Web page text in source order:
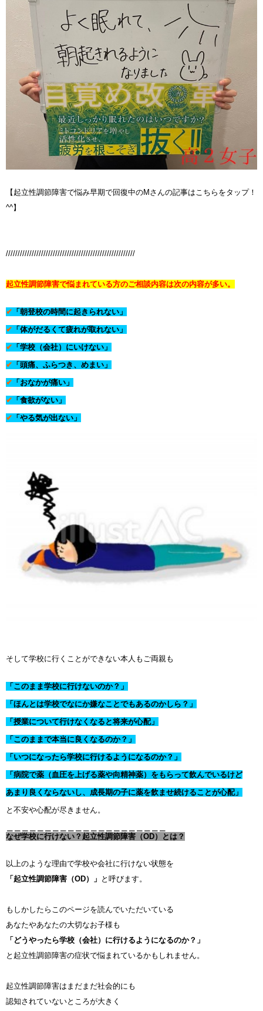
【起立性調節障害で悩み早期で回復中のMさんの記事はこちらをタップ！
^^】
///////////////////////////////////////////////////////
起立性調節障害で悩まれている方のご相談内容は次の内容が多い。
✔ 「朝登校の時間に起きられない」
✔ 「体がだるくて疲れが取れない」
✔ 「学校（会社）にいけない」
✔ 「頭痛、ふらつき、めまい」
✔ 「おなかが痛い」
✔ 「食欲がない」
✔ 「やる気が出ない」
そして学校に行くことができない本人もご両親も
「このまま学校に行けないのか？」
「ほんとは学校でなにか嫌なことでもあるのかしら？」
「授業について行けなくなると将来が心配」
「このままで本当に良くなるのか？」
「いつになったら学校に行けるようになるのか？」
「病院で薬（血圧を上げる薬や向精神薬）をもらって飲んでいるけど
あまり良くならないし、成長期の子に薬を飲ませ続けることが心配」
と不安や心配が尽きません。
なぜ学校に行けない？起立性調節障害（OD）とは？
以上のような理由で学校や会社に行けない状態を
「起立性調節障害（OD）」 と呼びます。
もしかしたらこのページを読んでいただいている
あなたやあなたの大切なお子様も
「どうやったら学校（会社）に行けるようになるのか？」
と起立性調節障害の症状で悩まれているかもしれません。
起立性調節障害はまだまだ社会的にも
認知されていないところが大きく